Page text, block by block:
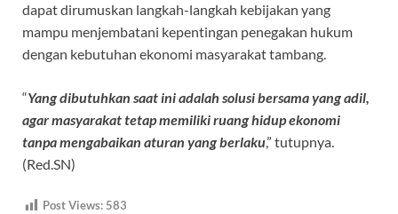
dapat dirumuskan langkah-langkah kebijakan yang
mampu menjembatani kepentingan penegakan hukum
dengan kebutuhan ekonomi masyarakat tambang.
“Yang dibutuhkan saat ini adalah solusi bersama yang adil,
agar masyarakat tetap memiliki ruang hidup ekonomi
tanpa mengabaikan aturan yang berlaku,” tutupnya.
(Red.SN)
Post Views: 583